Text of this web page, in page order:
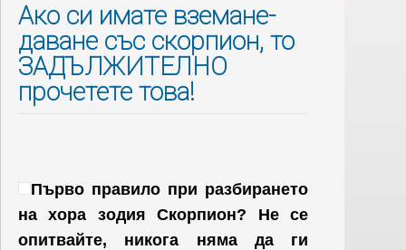
Ако си имате вземане-
даване със скорпион, то
ЗАДЪЛЖИТЕЛНО
прочетете това!
Първо правило при разбирането
на хора зодия Скорпион? Не се
опитвайте, никога няма да ги